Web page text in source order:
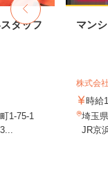
タッフ
1-75-1
マン
株式会
時給
埼玉
JR京